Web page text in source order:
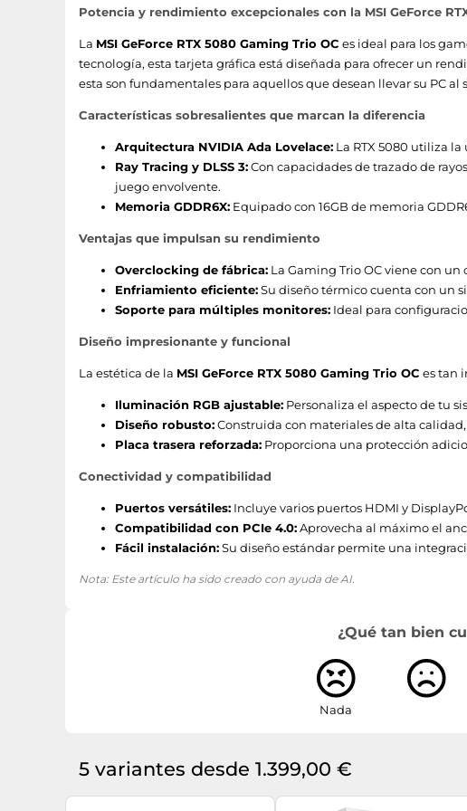
Tipo de enfriamiento
Número de ranuras
Factor de forma
Cables incluidos
Edición sobreacelerada (OC, Overclocked)
Sintonizador de TV integrado
NVIDIA G-SYNC
Dual Link DVI
Versión OpenGL
Puertos e Interfaces
Cantidad de DisplayPorts
Versión de DisplayPort
Potencia y rendimiento excepcionales con la MSI GeForce
La MSI GeForce RTX 5080 Gaming Trio OC es ideal para los
tecnología, esta tarjeta gráfica está diseñada para ofrecer un
esta son fundamentales para aquellos que desean llevar su PC al
Características sobresalientes que marcan la diferencia
Arquitectura NVIDIA Ada Lovelace: La RTX 5080 utiliza
Ray Tracing y DLSS 3:Con capacidades de trazado de
juego envolvente.
Memoria GDDR6X: Equipado con 16GB de memoria
Ventajas que impulsan su rendimiento
Overclocking de fábrica: La Gaming Trio OC viene con
Enfriamiento eficiente:Su diseño térmico cuenta con un
Soporte para múltiples monitores: Ideal para
Diseño impresionante y funcional
La estética de la MSI GeForce RTX 5080 Gaming Trio OC es tan
Iluminación RGB ajustable: Personaliza el aspecto de tu
Diseño robusto:Construida con materiales de alta
Placa trasera reforzada: Proporciona una protección
Conectividad y compatibilidad
Puertos versátiles: Incluye varios puertos HDMI y
Compatibilidad con PCIe 4.0:Aprovecha al máximo el
Fácil instalación:Su diseño estándar permite una
Nota: Este artículo ha sido creado con ayuda de AI.
¿Qué tan bien
Nada
5 variantes desde 1.399,00 €